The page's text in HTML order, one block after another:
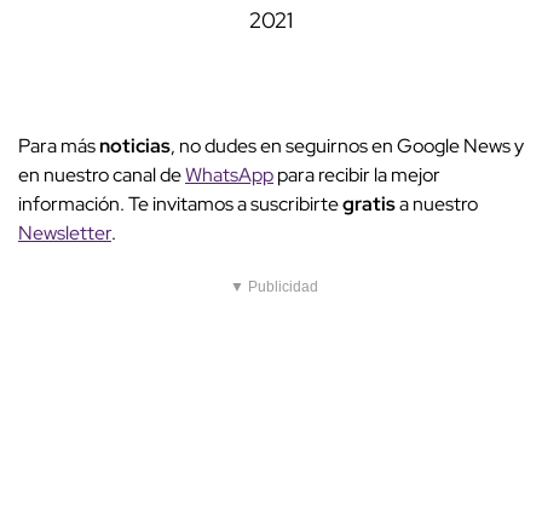
2021
Para másnoticias, no dudes en seguirnos en Google News y
en nuestro canal deWhatsApppara recibir la mejor
información. Te invitamos a suscribirtegratisa nuestro
Newsletter.
▼ Publicidad